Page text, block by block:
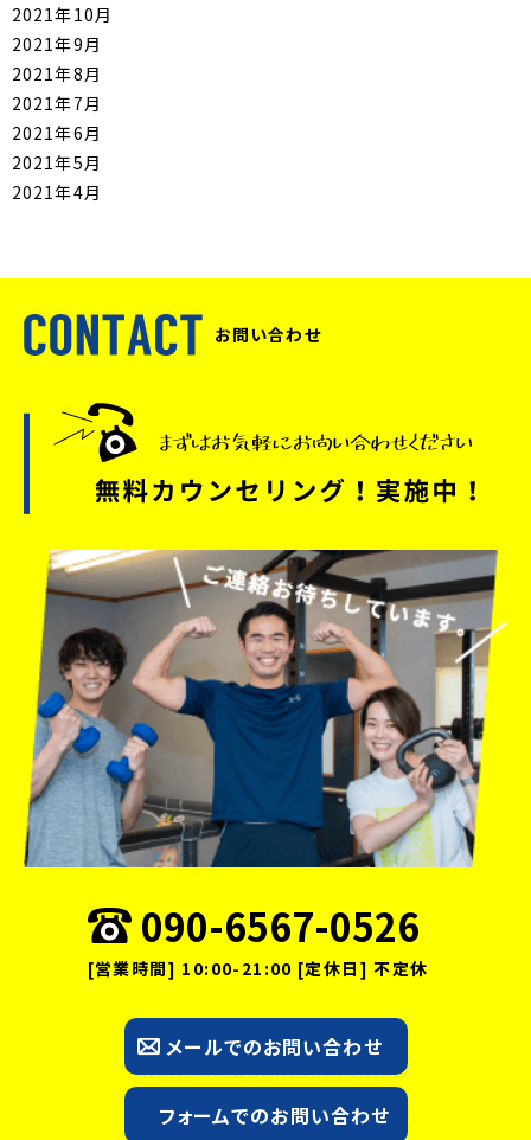
2021年10月
2021年9月
2021年8月
2021年7月
2021年6月
2021年5月
2021年4月
お問い合わせ
090-6567-0526
[営業時間] 10:00-21:00 [定休日] 不定休
メールでのお問い合わせ
フォームでのお問い合わせ